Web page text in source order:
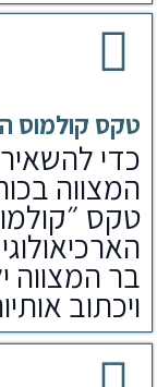
טקס קולמוס
כדי
המצווה
טקס
בר
ויכתוב